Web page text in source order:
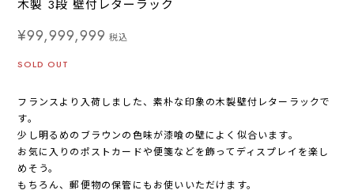
木製 3段 壁付レターラック
¥99,999,999 税込
SOLD OUT
フランスより入荷しました、素朴な印象の木製壁付レターラックで
す。
少し明るめのブラウンの色味が漆喰の壁によく似合います。
お気に入りのポストカードや便箋などを飾ってディスプレイを楽し
めそう。
もちろん、郵便物の保管にもお使いいただけます。